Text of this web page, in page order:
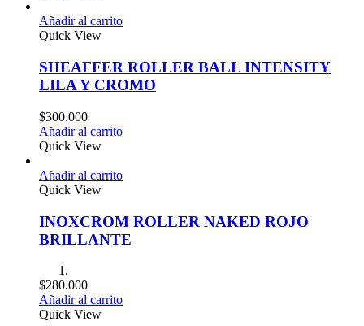
Añadir al carrito
Quick View
SHEAFFER ROLLER BALL INTENSITY
LILA Y CROMO
$300.000
Añadir al carrito
Quick View
Añadir al carrito
Quick View
INOXCROM ROLLER NAKED ROJO
BRILLANTE
$280.000
Añadir al carrito
Quick View